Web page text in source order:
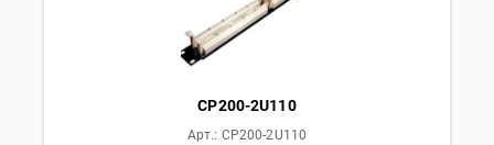
CP200-2U110
Арт.: CP200-2U110